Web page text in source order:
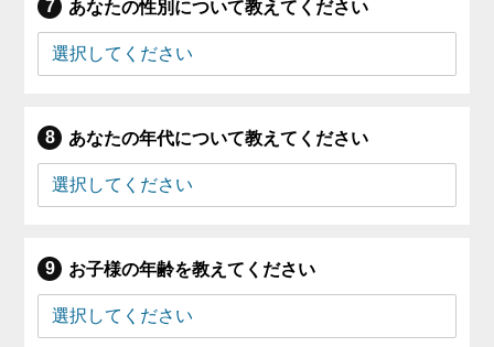
あなたの性別について教えてください
あなたの年代について教えてください
お子様の年齢を教えてください